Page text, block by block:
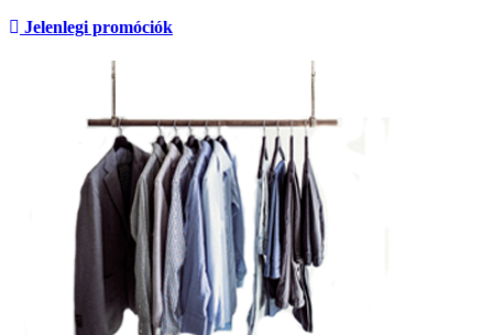
Jelenlegi promóciók